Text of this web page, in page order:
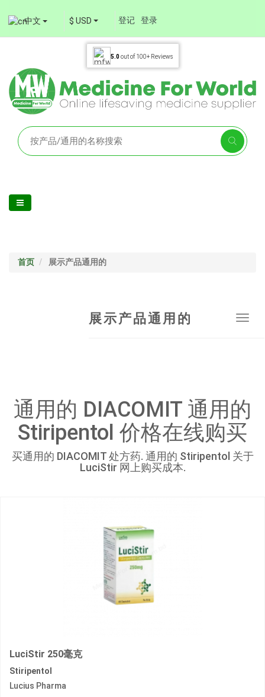
中文 $ USD 登记 登录
5.0out of 100+ Reviews
首页 展示产品通用的
展示产品通用的
通用的 DIACOMIT 通用的
Stiripentol 价格在线购买
买通用的 DIACOMIT 处方药. 通用的 Stiripentol 关于
LuciStir 网上购买成本.
LuciStir 250毫克
Stiripentol
Lucius Pharma